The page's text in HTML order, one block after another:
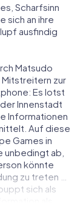
Scharfsinn
sich an ihre
ausfindig
Matsudo
Mitstreitern zur
Es lotst
Innenstadt
Informationen
Auf diese
Games in
unbedingt ab,
könnte
zu treten …
sich als
als